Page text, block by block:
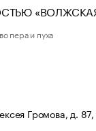
пера и пуха
Громова, д. 87,